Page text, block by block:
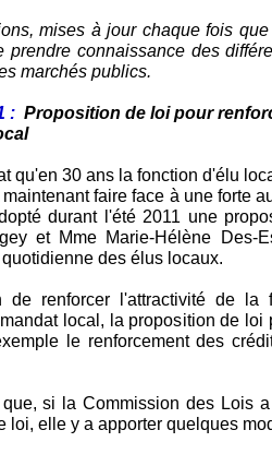
mises à jour chaque fois
prendre connaissance des
marchés publics.
: Proposition de loi pour
qu'en 30 ans la fonction d'élu
faire face à une forte
durant l'été 2011 une
et Mme Marie-Hélène Des-
des élus locaux.
de renforcer l'attractivité de la
local, la proposition de
le renforcement des
que, si la Commission des Lois
loi, elle y a apporter quelques